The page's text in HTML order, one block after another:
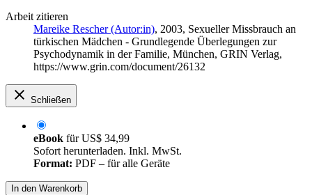
Arbeit zitieren
Mareike Rescher (Autor:in), 2003, Sexueller Missbrauch an
türkischen Mädchen - Grundlegende Überlegungen zur
Psychodynamik in der Familie, München, GRIN Verlag,
https://www.grin.com/document/26132
Schließen
eBook fürUS$ 34,99
Sofort herunterladen. Inkl. MwSt.
Format: PDF – für alle Geräte
In den Warenkorb